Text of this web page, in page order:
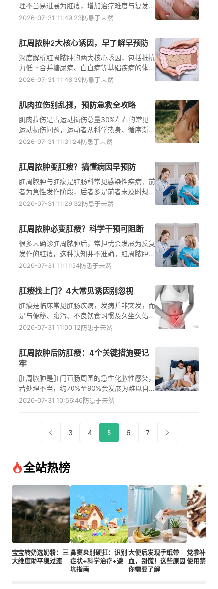
理不当易进展为肛瘘，增加治疗难度与复发风
险。把握及时手术时机阻断感染扩散、遵循规
瘘发生概率，出现相关症状需及时到肛肠外科
就诊，遵医嘱开展个性化治疗与护理，同时做
好日常预防，从源头减少感染风险。
2026-07-31 11:49:23防患于未然
肛周脓肿2大核心诱因，早了解早预防
深度解析肛周脓肿的两大核心诱因，包括抵抗
力低下合并糖尿病、白血病等基础疾病的体质
因素，以及肛窦损伤引发肛腺感染并快速蔓延
素，降低肛周脓肿的发病概率，避免病情快速
进展带来的剧烈痛苦与治疗困扰。
2026-07-31 11:46:39防患于未然
肌肉拉伤别乱揉，预防急救全攻略
肌肉拉伤是占运动损伤总量30%左右的常见
运动损伤问题，运动者从科学热身、循序渐进
控制负荷、纠正错误姿势等维度落实预防措
定、热敷等正确处理方式，避免推拿按摩等错
误操作，严重损伤时及时就医并遵循医嘱，科
学护肌以减少损伤对运动能力的影响
2026-07-31 11:31:24防患于未然
肛周脓肿变肛瘘？搞懂病因早预防
肛周脓肿与肛瘘是肛肠科常见感染性疾病，前
者为急性发作阶段，后者多是前者未及时规范
治疗后的慢性转化结果，解析肛窦感染的发展
精准识别发病信号，避免病情迁延不愈，降低
慢性病变风险
2026-07-31 11:29:32防患于未然
肛周脓肿必变肛瘘？科学干预可阻断
很多人确诊肛周脓肿后，常担忧会发展为反复
发作的肛瘘，这种认知并不准确。肛周脓肿是
肛瘘的主要诱因，但并非必然演变为肛瘘，及
就诊，严格遵循医生的诊疗方案，切勿自行处
理引发更严重的感染或并发症。
2026-07-31 11:11:54防患于未然
肛瘘找上门？4大常见诱因别忽视
肛瘘是临床常见肛肠疾病，发病并非突发，而
是与便秘、腹泻、不良饮食习惯及久坐久站等
日常行为习惯长期积累密切相关，这些诱因可
掌握这些诱因能帮助人们提前做好预防，出现
肛周红肿、疼痛、流脓等症状需及时到正规医
疗机构就诊。
2026-07-31 11:00:12防患于未然
肛周脓肿后防肛瘘：4个关键措施要记
牢
肛周脓肿是肛门直肠周围的急性化脓性感染，
若处理不当，约70%至90%会发展为难以自
愈的肛瘘。结合权威肛肠疾病诊疗指南，从及
防措施，澄清常见认知误区，其中及时规范治
疗可抓住炎症控制黄金期，肛周清洁能切断细
避免久坐久站能改善肛周血液循环，帮助患者
降低肛瘘发生风险，所有方案均需遵医嘱执
2026-07-31 10:56:46防患于未然
3 4 5 6 7
全站热榜
宝宝转奶选奶粉：三
大维度助平稳过渡
鼻窦炎别硬扛：识别
症状+科学治疗+避
坑指南
大便后发现手纸带
血，别慌！这些原因
你需要了解
党参补气
使用禁忌